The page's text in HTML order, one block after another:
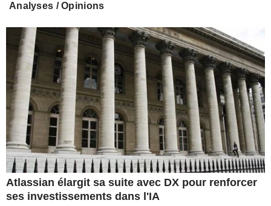
Analyses / Opinions
Atlassian élargit sa suite avec DX pour renforcer
ses investissements dans l'IA